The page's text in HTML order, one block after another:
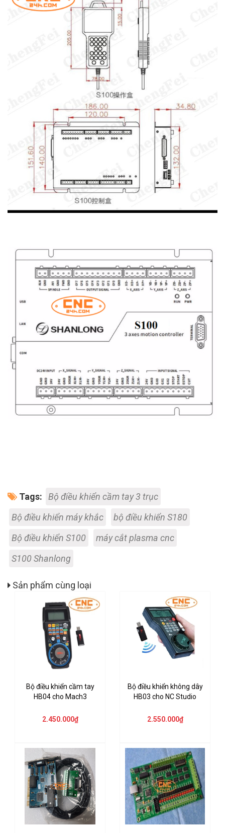
Tags:
Bộ điều khiển cầm tay 3 trục
Bộ điều khiển máy khắc
bộ điều khiển S180
Bộ điều khiển S100
máy cắt plasma cnc
S100 Shanlong
Sản phẩm cùng loại
Bộ điều khiển cầm tay
HB04 cho Mach3
2.450.000₫
Bộ điều khiển không dây
HB03 cho NC Studio
2.550.000₫